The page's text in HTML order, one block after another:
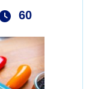
60